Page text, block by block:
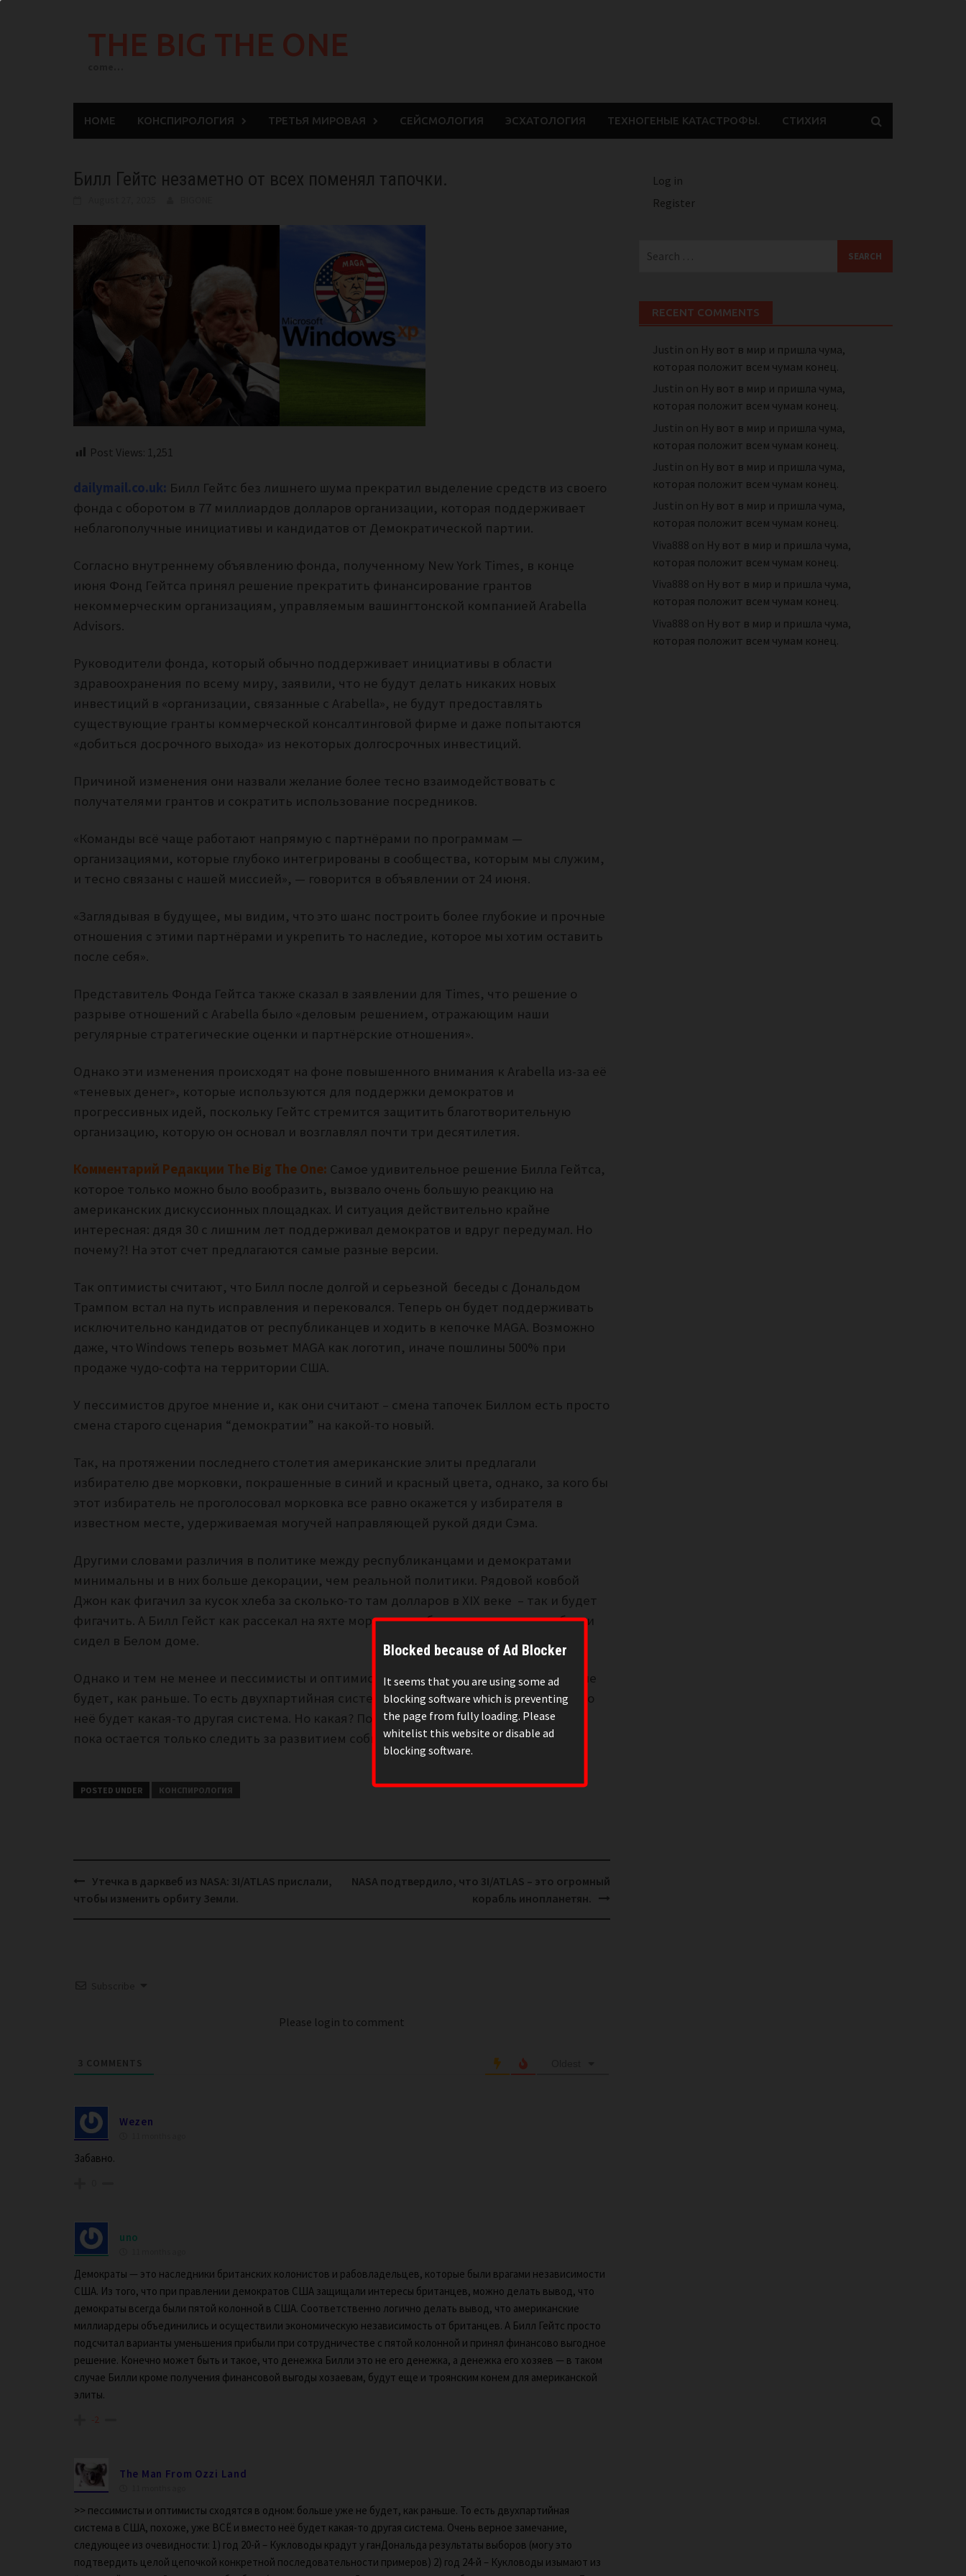
THE BIG THE ONE
HOME КОНСПИРОЛОГИЯ ТРЕТЬЯ МИРОВАЯ СЕЙСМОЛОГИЯ ЭСХАТОЛОГИЯ ТЕХНОГЕНЫЕ КАТАСТРОФЫ. СТИХИЯ
Билл Гейтс незаметно от всех поменял тапочки.
Post Views: 1,251
dailymail.co.uk: Билл Гейтс без лишнего шума прекратил выделение средств из своего
фонда с оборотом в 77 миллиардов долларов организации, которая поддерживает
неблагополучные инициативы и кандидатов от Демократической партии.
Согласно внутреннему объявлению фонда, полученному New York Times, в конце
июня Фонд Гейтса принял решение прекратить финансирование грантов
некоммерческим организациям, управляемым вашингтонской компанией Arabella
Advisors.
Руководители фонда, который обычно поддерживает инициативы в области
здравоохранения по всему миру, заявили, что не будут делать никаких новых
инвестиций в «организации, связанные с Arabella», не будут предоставлять
существующие гранты коммерческой консалтинговой фирме и даже попытаются
«добиться досрочного выхода» из некоторых долгосрочных инвестиций.
Причиной изменения они назвали желание более тесно взаимодействовать с
получателями грантов и сократить использование посредников.
«Команды всё чаще работают напрямую с партнёрами по программам —
организациями, которые глубоко интегрированы в сообщества, которым мы служим,
и тесно связаны с нашей миссией», — говорится в объявлении от 24 июня.
«Заглядывая в будущее, мы видим, что это шанс построить более глубокие и прочные
отношения с этими партнёрами и укрепить то наследие, которое мы хотим оставить
после себя».
Представитель Фонда Гейтса также сказал в заявлении для Times, что решение о
разрыве отношений с Arabella было «деловым решением, отражающим наши
регулярные стратегические оценки и партнёрские отношения».
Однако эти изменения происходят на фоне повышенного внимания к Arabella из-за её
«теневых денег», которые используются для поддержки демократов и
прогрессивных идей, поскольку Гейтс стремится защитить благотворительную
организацию, которую он основал и возглавлял почти три десятилетия.
Комментарий Редакции The Big The One: Самое удивительное решение Билла Гейтса,
которое только можно было вообразить, вызвало очень большую реакцию на
американских дискуссионных площадках. И ситуация действительно крайне
интересная: дядя 30 с лишним лет поддерживал демократов и вдруг передумал. Но
почему?! На этот счет предлагаются самые разные версии.
Так оптимисты считают, что Билл после долгой и серьезной беседы с Дональдом
Трампом встал на путь исправления и перековался. Теперь он будет поддерживать
исключительно кандидатов от республиканцев и ходить в кепочке MAGA. Возможно
даже, что Windows теперь возьмет MAGA как логотип, иначе пошлины 500% при
продаже чудо-софта на территории США.
У пессимистов другое мнение и, как они считают – смена тапочек Биллом есть просто
смена старого сценария “демократии” на какой-то новый.
Так, на протяжении последнего столетия американские элиты предлагали
избирателю две морковки, покрашенные в синий и красный цвета, однако, за кого бы
этот избиратель не проголосовал морковка все равно окажется у избирателя в
известном месте, удерживаемая могучей направляющей рукой дяди Сэма.
Другими словами различия в политике между республиканцами и демократами
минимальны и в них больше декорации, чем реальной политики. Рядовой ковбой
Джон как фигачил за кусок хлеба за сколько-то там долларов в XIX веке – так и будет
фигачить. А Билл Гейст как рассекал на яхте моря – так и будет рассекать, кто бы ни
сидел в Белом доме.
Однако и тем не менее и пессимисты и оптимисты сходятся в одном: больше уже не
будет, как раньше. То есть двухпартийная система в США, похоже, уже ВСЁ и вместо
неё будет какая-то другая система. Но какая? Поживем, как говорится, и увидим, а
пока остается только следить за развитием событий.
POSTED UNDER КОНСПИРОЛОГИЯ
Post
navigation
Утечка в дарквеб из NASA: 3I/ATLAS прислали,
чтобы изменить орбиту Земли.
NASA подтвердило, что 3I/ATLAS – это огромный
корабль инопланетян.
Please login to comment
3 COMMENTS
Wezen
Забавно.
uno
Демократы — это наследники британских колонистов и рабовладельцев, которые были врагами независимости
США. Из того, что при правлении демократов США защищали интересы британцев, можно делать вывод, что
демократы всегда были пятой колонной в США. Соответственно логично делать вывод, что американские
миллиардеры объединились и осуществили экономическую независимость от британцев. А Билл Гейтс просто
подсчитал варианты уменьшения прибыли при сотрудничестве с пятой колонной и принял финансово выгодное
решение. Конечно может быть и такое, что денежка Билли это не его денежка, а денежка его хозяев — в таком
случае Билли кроме получения финансовой выгоды хозаевам, будут еще и троянским конем для американской
элиты.
-2
The Man From Ozzi Land
>> пессимисты и оптимисты сходятся в одном: больше уже не будет, как раньше. То есть двухпартийная
система в США, похоже, уже ВСЁ и вместо неё будет какая-то другая система. Очень верное замечание,
следующее из очевидности: 1) год 20-й – Кукловоды крадут у ганДональда результаты выборов (могу это
подтвердить целой цепочкой конкретной последовательности примеров) 2) год 24-й – Кукловоды изымают из
Log in
Register
for:
RECENT COMMENTS
Justin on Ну вот в мир и пришла чума,
которая положит всем чумам конец.
Justin on Ну вот в мир и пришла чума,
которая положит всем чумам конец.
Justin on Ну вот в мир и пришла чума,
которая положит всем чумам конец.
Justin on Ну вот в мир и пришла чума,
которая положит всем чумам конец.
Justin on Ну вот в мир и пришла чума,
которая положит всем чумам конец.
Viva888 on Ну вот в мир и пришла чума,
которая положит всем чумам конец.
Viva888 on Ну вот в мир и пришла чума,
которая положит всем чумам конец.
Viva888 on Ну вот в мир и пришла чума,
которая положит всем чумам конец.
Blocked because of Ad Blocker
It seems that you are using some ad
blocking software which is preventing
the page from fully loading. Please
whitelist this website or disable ad
blocking software.